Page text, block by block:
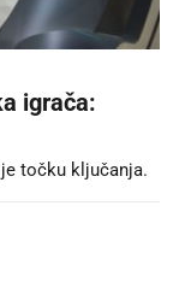
igrača:
točku ključanja.